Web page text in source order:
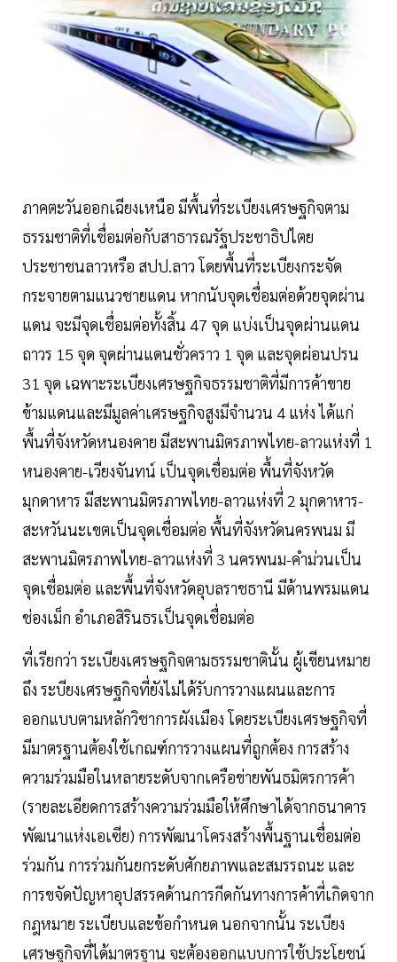
ภาคตะวันออกเฉียงเหนือ มีพื้นที่ระเบียงเศรษฐกิจตาม
ธรรมชาติที่เชื่อมต่อกับสาธารณรัฐประชาธิปไตย
ประชาชนลาวหรือ สปป.ลาว โดยพื้นที่ระเบียงกระจัด
กระจายตามแนวชายแดน หากนับจุดเชื่อมต่อด้วยจุดผ่าน
แดน จะมีจุดเชื่อมต่อทั้งสิ้น 47 จุด แบ่งเป็นจุดผ่านแดน
ถาวร 15 จุด จุดผ่านแดนชั่วคราว 1 จุด และจุดผ่อนปรน
31 จุด เฉพาะระเบียงเศรษฐกิจธรรมชาติที่มีการค้าขาย
ข้ามแดนและมีมูลค่าเศรษฐกิจสูงมีจำนวน 4 แห่ง ได้แก่
พื้นที่จังหวัดหนองคาย มีสะพานมิตรภาพไทย-ลาวแห่งที่ 1
หนองคาย-เวียงจันทน์ เป็นจุดเชื่อมต่อ พื้นที่จังหวัด
มุกดาหาร มีสะพานมิตรภาพไทย-ลาวแห่งที่ 2 มุกดาหาร-
สะหวันนะเขตเป็นจุดเชื่อมต่อ พื้นที่จังหวัดนครพนม มี
สะพานมิตรภาพไทย-ลาวแห่งที่ 3 นครพนม-คำม่วนเป็น
จุดเชื่อมต่อ และพื้นที่จังหวัดอุบลราชธานี มีด้านพรมแดน
ช่องเม็ก อำเภอสิรินธรเป็นจุดเชื่อมต่อ
ที่เรียกว่า ระเบียงเศรษฐกิจตามธรรมชาตินั้น ผู้เขียนหมาย
ถึง ระบียงเศรษฐกิจที่ยังไม่ได้รับการวางแผนและการ
ออกแบบตามหลักวิชาการผังเมือง โดยระเบียงเศรษฐกิจที่
มีมาตรฐานต้องใช้เกณฑ์การวางแผนที่ถูกต้อง การสร้าง
ความร่วมมือในหลายระดับจากเครือข่ายพันธมิตรการค้า
(รายละเอียดการสร้างความร่วมมือให้ศึกษาได้จากธนาคาร
พัฒนาแห่งเอเซีย) การพัฒนาโครงสร้างพื้นฐานเชื่อมต่อ
ร่วมกัน การร่วมกันยกระดับศักยภาพและสมรรถนะ และ
การขจัดปัญหาอุปสรรคด้านการกีดกันทางการค้าที่เกิดจาก
กฎหมาย ระเบียบและข้อกำหนด นอกจากนั้น ระเบียง
เศรษฐกิจที่ได้มาตรฐาน จะต้องออกแบบการใช้ประโยชน์